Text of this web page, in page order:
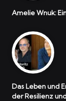
Amelie Wnuk:
Das Leben und
der Resilienz